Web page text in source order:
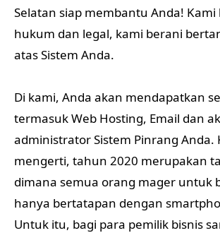
Selatan siap membantu Anda! Kami
hukum dan legal, kami berani
atas Sistem Anda.
Di kami, Anda akan mendapatkan
termasuk Web Hosting, Email dan
administrator Sistem Pinrang Anda.
mengerti, tahun 2020 merupakan
dimana semua orang mager untuk
hanya bertatapan dengan
Untuk itu, bagi para pemilik bisnis